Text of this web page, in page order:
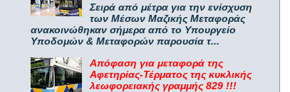
Σειρά από μέτρα για την ενίσχυση
των Μέσων Μαζικής Μεταφοράς
ανακοινώθηκαν σήμερα από το Υπουργείο
Υποδομών & Μεταφορών παρουσία τ...
Απόφαση για μεταφορά της
Αφετηρίας-Τέρματος της κυκλικής
λεωφορειακής γραμμής 829 !!!